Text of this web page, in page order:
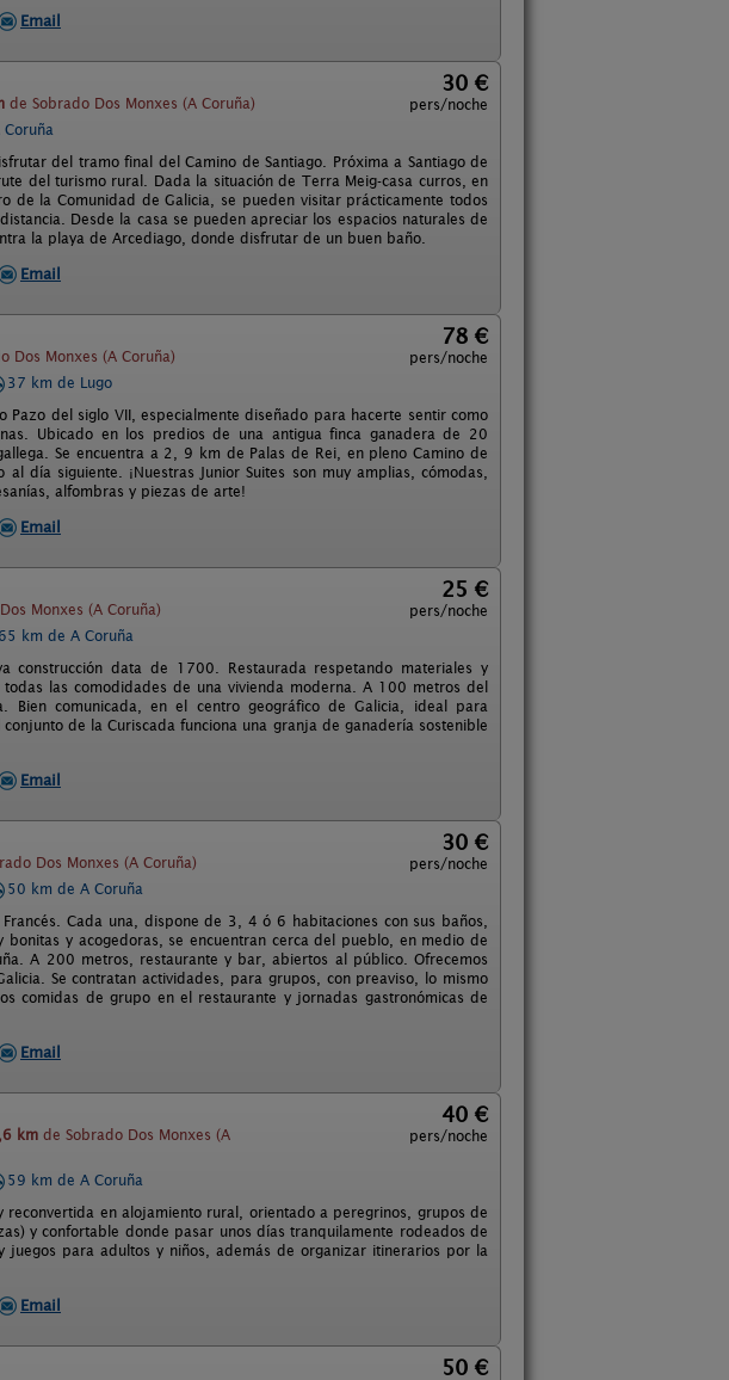
Email
de Sobrado Dos Monxes (A Coruña)
30 €
pers/noche
del tramo final del Camino de Santiago. Próxima a Santiago de
del turismo rural. Dada la situación de Terra Meig-casa curros, en
de la Comunidad de Galicia, se pueden visitar prácticamente todos
Desde la casa se pueden apreciar los espacios naturales de
la playa de Arcediago, donde disfrutar de un buen baño.
Email
Dos Monxes (A Coruña)
78 €
pers/noche
37 km de Lugo
del siglo VII, especialmente diseñado para hacerte sentir como
Ubicado en los predios de una antigua finca ganadera de 20
Se encuentra a 2, 9 km de Palas de Rei, en pleno Camino de
día siguiente. ¡Nuestras Junior Suites son muy amplias, cómodas,
alfombras y piezas de arte!
Email
Monxes (A Coruña)
25 €
pers/noche
65 km de A Coruña
construcción data de 1700. Restaurada respetando materiales y
las comodidades de una vivienda moderna. A 100 metros del
comunicada, en el centro geográfico de Galicia, ideal para
de la Curiscada funciona una granja de ganadería sostenible
Email
Dos Monxes (A Coruña)
30 €
pers/noche
50 km de A Coruña
Cada una, dispone de 3, 4 ó 6 habitaciones con sus baños,
y acogedoras, se encuentran cerca del pueblo, en medio de
A 200 metros, restaurante y bar, abiertos al público. Ofrecemos
Se contratan actividades, para grupos, con preaviso, lo mismo
comidas de grupo en el restaurante y jornadas gastronómicas de
Email
km de Sobrado Dos Monxes (A
40 €
pers/noche
59 km de A Coruña
en alojamiento rural, orientado a peregrinos, grupos de
y confortable donde pasar unos días tranquilamente rodeados de
juegos para adultos y niños, además de organizar itinerarios por la
Email
50 €